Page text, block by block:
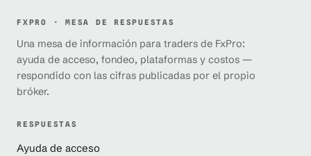
FXPRO · MESA DE RESPUESTAS
Una mesa de información para traders de FxPro:
ayuda de acceso, fondeo, plataformas y costos —
respondido con las cifras publicadas por el propio
bróker.
RESPUESTAS
Ayuda de acceso